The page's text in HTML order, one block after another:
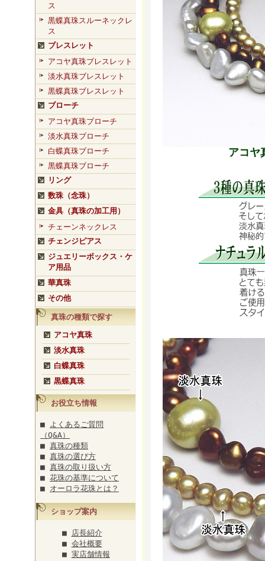
ス
黒蝶真珠スルーネックレ
ス
ブレスレット
アコヤ真珠ブレスレット
淡水真珠ブレスレット
黒蝶真珠ブレスレット
ブローチ
アコヤ真珠ブローチ
淡水真珠ブローチ
白蝶真珠ブローチ
黒蝶真珠ブローチ
リング
数珠（念珠）
金具（真珠の加工用）
チェーンネックレス
チェンジピアス
ジュエリーボックス・ケ
ア用品
華真珠
その他
真珠の種類で探す
アコヤ真珠
淡水真珠
白蝶真珠
黒蝶真珠
お役立ち情報
■ よくあるご質問
（Q&A）
■ 真珠の種類
■ 真珠の選び方
■ 真珠の取り扱い方
■ 花珠の基準について
■ オーロラ花珠とは？
ショップ案内
■ 店長紹介
■ 会社概要
■ 実店舗情報
アコヤ